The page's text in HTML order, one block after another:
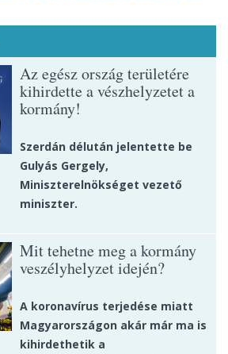
Az egész ország területére
kihirdette a vészhelyzetet a
kormány!
Szerdán délután jelentette be
Gulyás Gergely,
Miniszterelnökséget vezető
miniszter.
Mit tehetne meg a kormány
veszélyhelyzet idején?
A koronavírus terjedése miatt
Magyarországon akár már ma is
kihirdethetik a